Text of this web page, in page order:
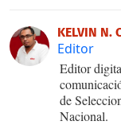
KELVIN N.
Editor
Editor
de
Nacional.